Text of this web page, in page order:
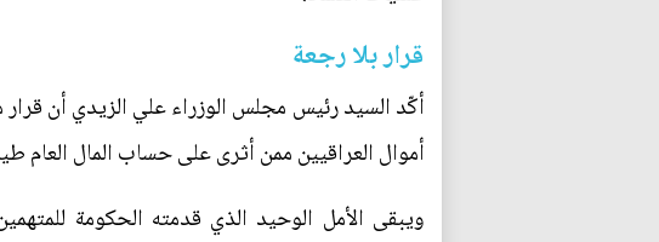
قرار بلا رجعة
أكّد السيد رئيس مجلس الوزراء علي الزيدي أن قرار
أموال العراقيين ممن أثرى على حساب المال العام
ويبقى الأمل الوحيد الذي قدمته الحكومة